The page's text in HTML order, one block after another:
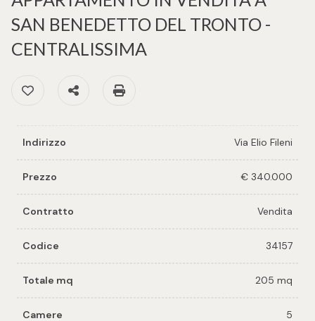
SAN BENEDETTO DEL TRONTO -
CENTRALISSIMA
Preferiti: Cod. 34157
Condividi
Indirizzo Via Elio Fileni
Prezzo € 340.000
Contratto Vendita
Codice 34157
Totale mq 205 mq
Camere 5
Richiedi
immobile
vendi il
immobile
Contattaci
Provincia
Comune
-
Residenziali